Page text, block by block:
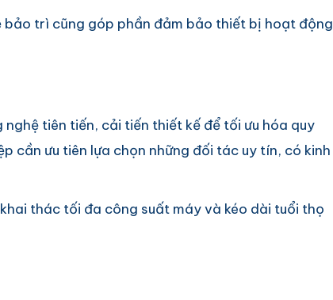
bảo trì cũng góp phần đảm bảo thiết bị hoạt động
tiên tiến, cải tiến thiết kế để tối ưu hóa quy
cần ưu tiên lựa chọn những đối tác uy tín, có kinh
thác tối đa công suất máy và kéo dài tuổi thọ